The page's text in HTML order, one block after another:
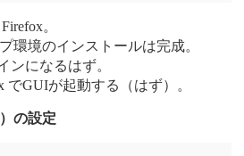
。
環境のインストールは完成。
ンになるはず。
でGUIが起動する（はず）。
の設定